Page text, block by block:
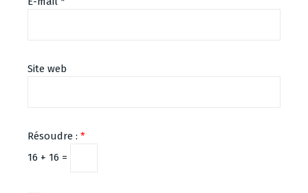
Site web
Résoudre : *
16 + 16 =